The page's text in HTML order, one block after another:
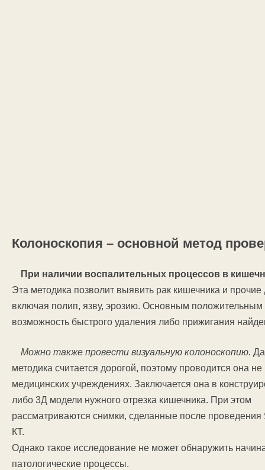
Колоноскопия – основной метод
При наличии воспалительных процессов в
Эта методика позволит выявить рак кишечника и
включая полип, язву, эрозию. Основным
возможность быстрого удаления либо прижигания
Можно также провести визуальную колоноскопию.
методика считается дорогой, поэтому проводится она не
медицинских учреждениях. Заключается она в
либо 3Д модели нужного отрезка кишечника. При этом
рассматриваются снимки, сделанные после
КТ.
Однако такое исследование не может обнаружить
патологические процессы.